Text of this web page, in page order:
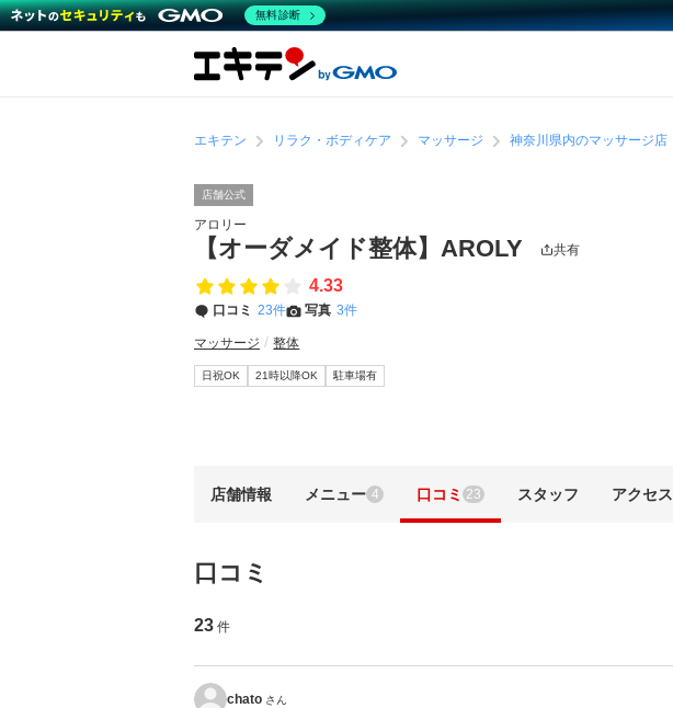
エキテン リラク・ボディケア マッサージ 神奈川県内のマッサージ店
店舗公式
アロリー
【オーダメイド整体】AROLY 共有
4.33
口コミ 23件 写真 3件
マッサージ 整体
日祝OK 21時以降OK 駐車場有
店舗情報 メニュー 4 口コミ 23 スタッフ アクセス
口コミ
23 件
chato さん
無料診断